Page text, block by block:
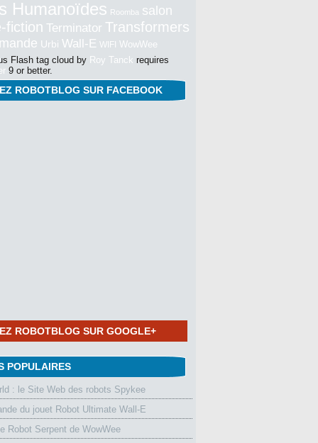
Humanoïdes Roomba salon
fiction Terminator Transformers
Urbi Wall-E WIFI WowWee
Flash tag cloud by Roy Tanck requires
9 or better.
ROBOTBLOG SUR FACEBOOK
ROBOTBLOG SUR GOOGLE+
POPULAIRES
: le Site Web des robots Spykee
du jouet Robot Ultimate Wall-E
Robot Serpent de WowWee